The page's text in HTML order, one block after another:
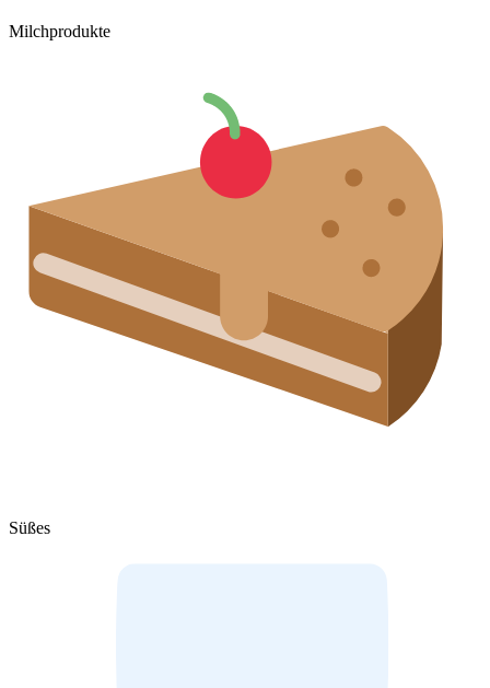
Milchprodukte
Süßes